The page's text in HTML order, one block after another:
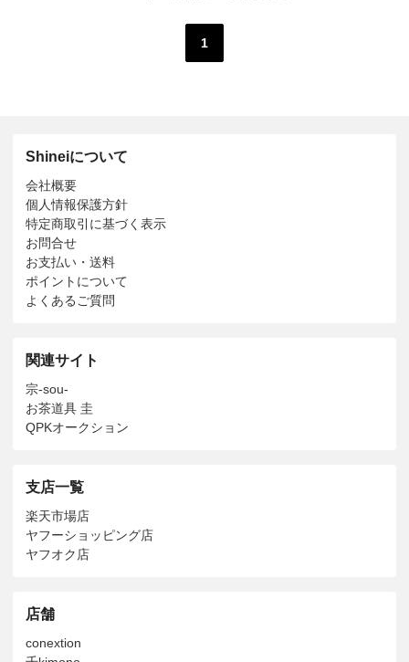
1
Shineiについて
会社概要
個人情報保護方針
特定商取引に基づく表示
お問合せ
お支払い・送料
ポイントについて
よくあるご質問
関連サイト
宗-sou-
お茶道具 圭
QPKオークション
支店一覧
楽天市場店
ヤフーショッピング店
ヤフオク店
店舗
conextion